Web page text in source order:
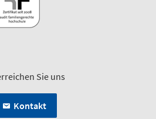
Sie uns
Kontakt